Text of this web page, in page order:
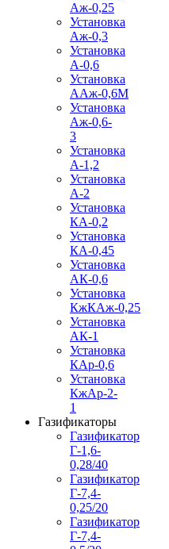
Аж-0,25
Установка
Аж-0,3
Установка
А-0,6
Установка
ААж-0,6М
Установка
Аж-0,6-
3
Установка
А-1,2
Установка
А-2
Установка
КА-0,2
Установка
КА-0,45
Установка
АК-0,6
Установка
КжКАж-0,25
Установка
АК-1
Установка
КАр-0,6
Установка
КжАр-2-
1
Газификаторы
Газификатор
Г-1,6-
0,28/40
Газификатор
Г-7,4-
0,25/20
Газификатор
Г-7,4-